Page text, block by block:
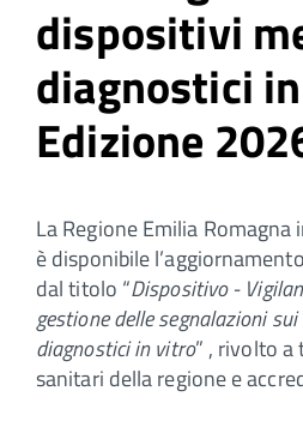
dispositivi
diagnostici
Edizione
La Regione Emilia Romagna
è disponibile
dal titolo “Dispositivo -
gestione delle segnalazioni
diagnostici in vitro” , rivolto
sanitari della regione e